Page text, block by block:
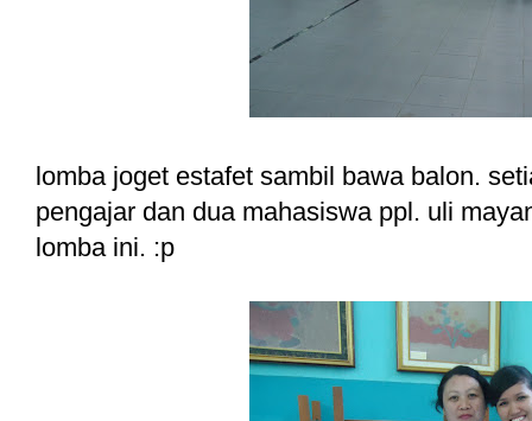
lomba joget estafet sambil bawa balon.
pengajar dan dua mahasiswa ppl. uli
lomba ini. :p